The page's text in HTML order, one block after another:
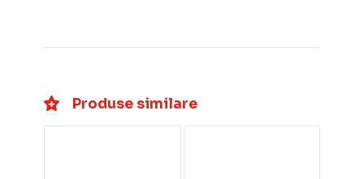
Produse similare